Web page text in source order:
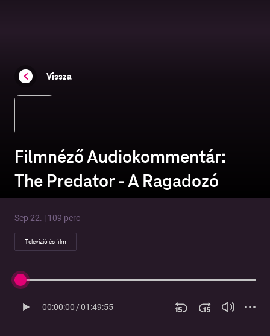
Vissza
Filmnéző Audiokommentár:
The Predator - A Ragadozó
Sep 22. | 109 perc
Televízió és film
00:00:00/01:49:55